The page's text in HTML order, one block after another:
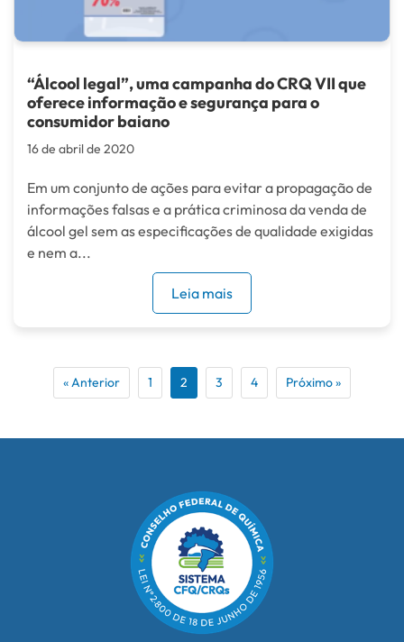
“Álcool legal”, uma campanha do CRQ VII que
oferece informação e segurança para o
consumidor baiano
16 de abril de 2020
Em um conjunto de ações para evitar a propagação de
informações falsas e a prática criminosa da venda de
álcool gel sem as especificações de qualidade exigidas
e nem a...
Leia mais
« Anterior 1 2 3 4 Próximo »